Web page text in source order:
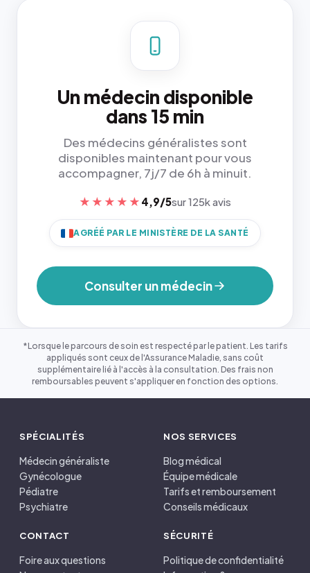
Un médecin disponible
dans 15 min
Des médecins généralistes sont
disponibles maintenant pour vous
accompagner, 7j/7 de 6h à minuit.
★★★★★ 4,9/5sur 125k avis
AGRÉÉ PAR LE MINISTÈRE DE LA SANTÉ
Consulter un médecin
*Lorsque le parcours de soin est respecté par le patient. Les tarifs
appliqués sont ceux de l'Assurance Maladie, sans coût
supplémentaire lié à l'accès à la consultation. Des frais non
remboursables peuvent s'appliquer en fonction des options.
SPÉCIALITÉS
Médecin généraliste
Gynécologue
Pédiatre
Psychiatre
NOS SERVICES
Blog médical
Équipe médicale
Tarifs et remboursement
Conseils médicaux
CONTACT
Foire aux questions
SÉCURITÉ
Politique de confidentialité